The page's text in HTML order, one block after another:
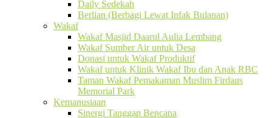
Daily Sedekah
Berlian (Berbagi Lewat Infak Bulanan)
Wakaf
Wakaf Masjid Daarul Aulia Lembang
Wakaf Sumber Air untuk Desa
Donasi untuk Wakaf Produktif
Wakaf untuk Klinik Wakaf Ibu dan Anak RBC
Taman Wakaf Pemakaman Muslim Firdaus
Memorial Park
Kemanusiaan
Sinergi Tanggap Bencana